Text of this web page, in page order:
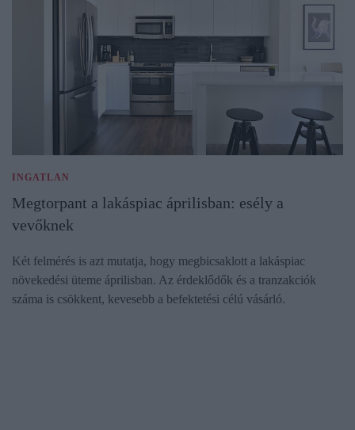
INGATLAN
Megtorpant a lakáspiac áprilisban: esély a
vevőknek
Két felmérés is azt mutatja, hogy megbicsaklott a lakáspiac
növekedési üteme áprilisban. Az érdeklődők és a tranzakciók
száma is csökkent, kevesebb a befektetési célú vásárló.